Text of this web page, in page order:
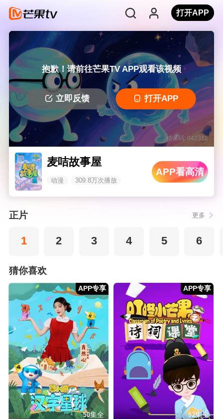
打开APP
抱歉！请前往芒果TV APP观看该视频
立即反馈 打开APP
错误码: 042312
麦咭故事屋
动漫 309.8万次播放
APP看高清
正片 更多
1 2 3 4 5 6
猜你喜欢
APP专享
50集全
APP专享
52集全